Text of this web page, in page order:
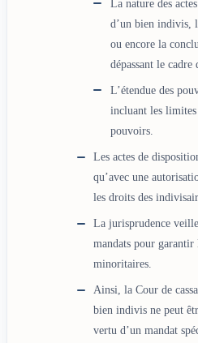
La nature des
d’un bien indivis,
ou encore la
dépassant le
L’étendue des
incluant les limites
pouvoirs.
Les actes de
qu’avec une
les droits des
La jurisprudence
mandats pour
minoritaires.
Ainsi, la Cour de
bien indivis ne peut
vertu d’un mandat